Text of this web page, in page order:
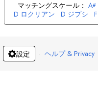
マッチングスケール： A#
D ロクリアン D ジプシ F
G#
設定 · ヘルプ & Privacy